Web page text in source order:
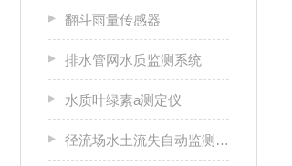
翻斗雨量传感器
排水管网水质监测系统
水质叶绿素a测定仪
径流场水土流失自动监测系统